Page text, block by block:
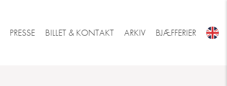
PRESSE BILLET & KONTAKT ARKIV BJÆFFERIER